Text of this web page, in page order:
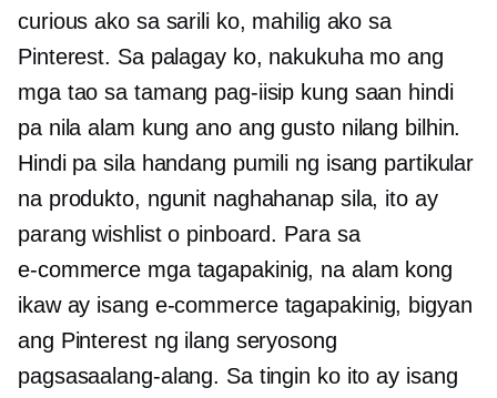
curious ako sa sarili ko, mahilig ako sa
Pinterest. Sa palagay ko, nakukuha mo ang
mga tao sa tamang pag-iisip kung saan hindi
pa nila alam kung ano ang gusto nilang bilhin.
Hindi pa sila handang pumili ng isang partikular
na produkto, ngunit naghahanap sila, ito ay
parang wishlist o pinboard. Para sa
e-commerce mga tagapakinig, na alam kong
ikaw ay isang e-commercetagapakinig, bigyan
ang Pinterest ng ilang seryosong
pagsasaalang-alang. Sa tingin ko ito ay isang